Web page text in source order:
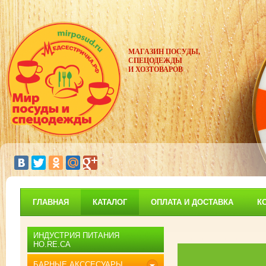
МАГАЗИН ПОСУДЫ,
СПЕЦОДЕЖДЫ
И ХОЗТОВАРОВ
ГЛАВНАЯ КАТАЛОГ ОПЛАТА И ДОСТАВКА
ИНДУСТРИЯ ПИТАНИЯ
HO.RE.CA